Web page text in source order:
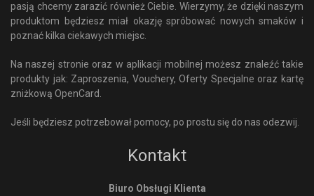
pasją chcemy zarazić również Ciebie. Wierzymy, że dzięki naszym
produktom będziesz miał okazję spróbować nowych smaków i
poznać kilka ciekawych miejsc.
Na naszej stronie oraz w aplikacji mobilnej możesz znaleźć takie
produkty jak: Zaproszenia, Vouchery, Oferty Specjalne oraz kartę
zniżkową OpenCard.
Jeśli będziesz potrzebował pomocy, po prostu się do nas odezwij.
Kontakt
Biuro Obsługi Klienta